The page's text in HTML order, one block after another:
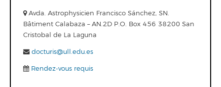
Avda. Astrophysicien Francisco Sánchez, SN.
Bâtiment Calabaza – AN.2D P.O. Box 456 38200 San
Cristobal de La Laguna
docturis@ull.edu.es
Rendez-vous requis